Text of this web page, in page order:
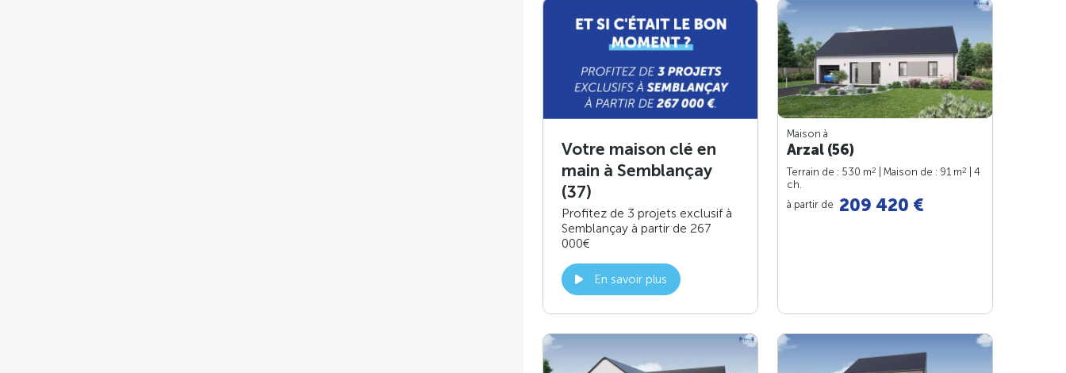
Votre maison clé en
main à Semblançay
(37)
Profitez de 3 projets exclusif à
Semblançay à partir de 267
000€
En savoir plus
Maison à
Arzal (56)
Terrain de : 530 m2 | Maison de : 91 m2
| 4
ch.
à partir de 209 420 €